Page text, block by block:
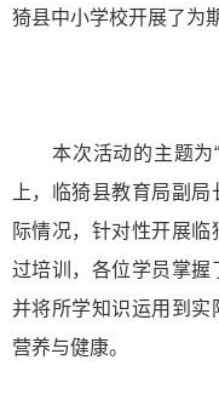
猗县中小学校开展了为
本次活动的主题为“
上，临猗县教育局副
际情况，针对性开展
过培训，各位学员掌握
并将所学知识运用到实
营养与健康。